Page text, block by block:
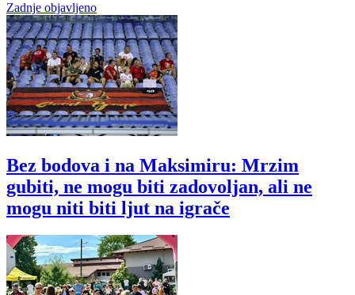
Zadnje objavljeno
Bez bodova i na Maksimiru: Mrzim
gubiti, ne mogu biti zadovoljan, ali ne
mogu niti biti ljut na igrače